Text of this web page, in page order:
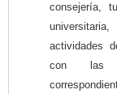
consejería,
actividades
con las